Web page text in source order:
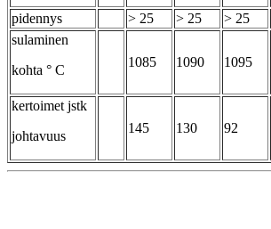
pidennys > 25 > 25 > 25
sulaminen
kohta ° C
1085 1090 1095
kertoimet jstk
johtavuus
145 130 92